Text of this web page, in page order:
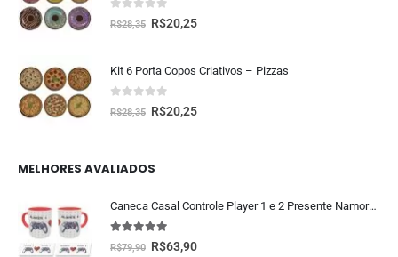
fora de 5
R$28,35 R$20,25
Kit 6 Porta Copos Criativos – Pizzas
fora de 5
R$28,35 R$20,25
MELHORES AVALIADOS
Caneca Casal Controle Player 1 e 2 Presente Namorados Geek
5.00 fora de 5
R$79,90 R$63,90